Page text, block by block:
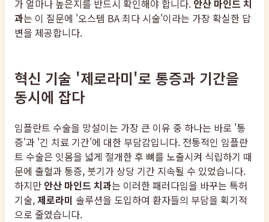
가 얼마나 높은지를 반드시 확인해야 합니다. 안산 마인드 치
과는 이 질문에 '오스템 BA 최다 시술'이라는 가장 확실한 답
변을 제공합니다.
혁신 기술 '제로라미'로 통증과 기간을
동시에 잡다
임플란트 수술을 망설이는 가장 큰 이유 중 하나는 바로 '통
증'과 '긴 치료 기간'에 대한 부담감입니다. 전통적인 임플란
트 수술은 잇몸을 넓게 절개한 후 뼈를 노출시켜 식립하기 때
문에 출혈과 통증, 붓기가 상당 기간 지속될 수 있었습니다.
하지만 안산 마인드 치과는 이러한 패러다임을 바꾸는 특허
기술,제로라미 솔루션을 도입하여 환자들의 부담을 획기적
으로 줄였습니다.